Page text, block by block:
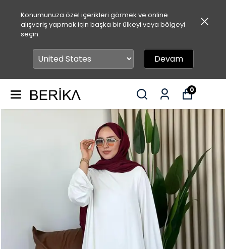
Konumunuza özel içerikleri görmek ve online
alışveriş yapmak için başka bir ülkeyi veya bölgeyi
seçin.
Devam
0